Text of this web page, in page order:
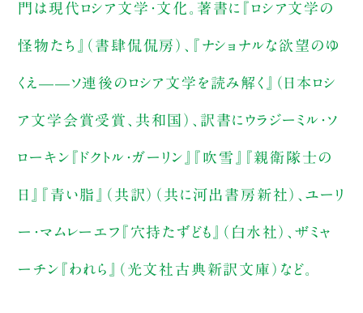
門は現代ロシア文学・文化。著書に『ロシア文学の
怪物たち』（書肆侃侃房）、『ナショナルな欲望のゆ
くえ——ソ連後のロシア文学を読み解く』（日本ロシ
ア文学会賞受賞、共和国）、訳書にウラジーミル・ソ
ローキン『ドクトル・ガーリン』『吹雪』『親衛隊士の
日』『青い脂』（共訳）（共に河出書房新社）、ユーリ
ー・マムレーエフ『穴持たずども』（白水社）、ザミャ
ーチン『われら』（光文社古典新訳文庫）など。